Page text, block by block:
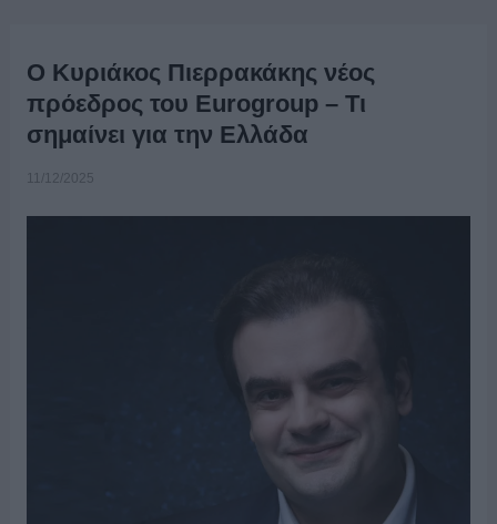
Ο Κυριάκος Πιερρακάκης νέος
πρόεδρος του Eurogroup – Τι
σημαίνει για την Ελλάδα
11/12/2025